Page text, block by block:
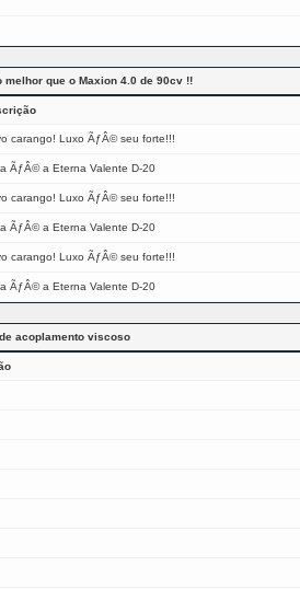
melhor que o Maxion 4.0 de 90cv !!
carango! Luxo ÃƒÂ© seu forte!!!
ÃƒÂ© a Eterna Valente D-20
carango! Luxo ÃƒÂ© seu forte!!!
ÃƒÂ© a Eterna Valente D-20
carango! Luxo ÃƒÂ© seu forte!!!
ÃƒÂ© a Eterna Valente D-20
acoplamento viscoso